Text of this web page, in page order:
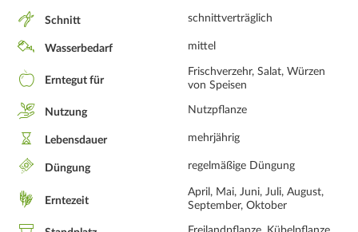
Schnitt schnittverträglich
Wasserbedarf mittel
Erntegut für
Frischverzehr, Salat, Würzen
von Speisen
Nutzung Nutzpflanze
Lebensdauer mehrjährig
Düngung regelmäßige Düngung
Erntezeit
April, Mai, Juni, Juli, August,
September, Oktober